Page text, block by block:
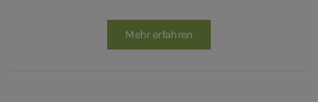
Mehr erfahren